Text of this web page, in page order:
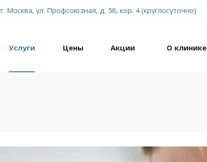
г. Москва, ул. Профсоюзная, д. 58, кор. 4 (круглосуточно)
Услуги Цены Акции О клинике